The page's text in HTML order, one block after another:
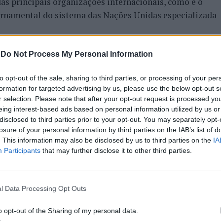
Do Not Process My Personal Information
opt-out of the sale, sharing to third parties, or processing of your
for targeted advertising by us, please use the below opt-out
selection. Please note that after your opt-out request is processed
interest-based ads based on personal information utilized by us
to third parties prior to your opt-out. You may separately
of your personal information by third parties on the IAB’s list of
This information may also be disclosed by us to third parties on the
Participants that may further disclose it to other third parties.
Data Processing Opt Outs
opt-out of the Sharing of my personal data.
do sistema das Nações Unidas especializada
(UCCN) foi criada em 2004 para promover a
a criatividade como um fator estratégico
Quase 300 cidades de todo o mundo, que
em conjunto para um objetivo comum: colocar a
centro dos seus planos de desenvolvimento a nível
BRAGA DESTAQUE